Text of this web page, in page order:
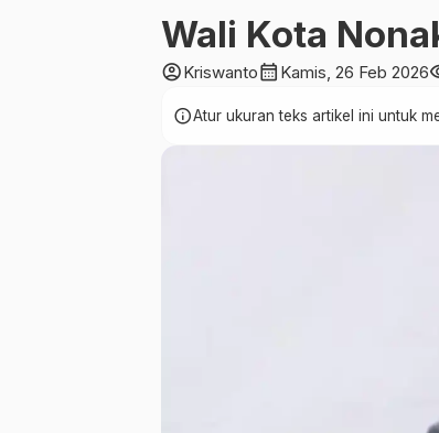
Wali Kota
account_circleKriswantocalendar_month Kamis, 26 Feb 2026
infoAtur ukuran teks artikel ini untuk